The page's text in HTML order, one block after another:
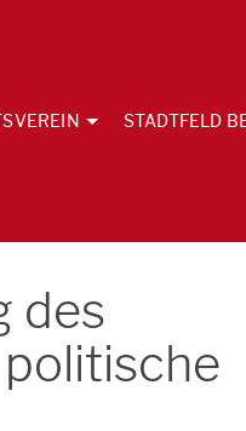
STADTFELD
des